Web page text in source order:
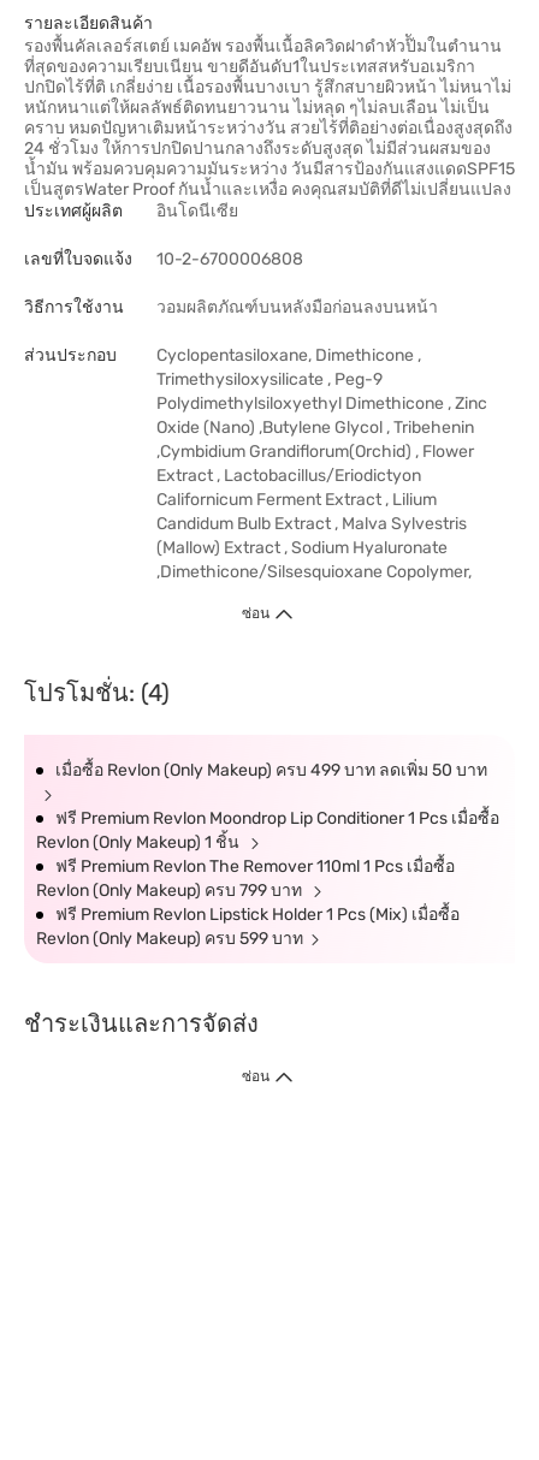
รายละเอียดสินค้า
รองพื้นคัลเลอร์สเตย์ เมคอัพ รองพื้นเนื้อลิควิดฝาดำหัวป๊ัมในตำนาน
ที่สุดของความเรียบเนียน ขายดีอันดับ1ในประเทสสหรับอเมริกา
ปกปิดไร้ที่ติ เกลี่ยง่าย เนื้อรองพื้นบางเบา รู้สึกสบายผิวหน้า ไม่หนาไม่
หนักหนาแต่ให้ผลลัพธ์ติดทนยาวนาน ไม่หลุด ๆไม่ลบเลือน ไม่เป็น
คราบ หมดปัญหาเติมหน้าระหว่างวัน สวยไร้ที่ติอย่างต่อเนื่องสูงสุดถึง
24 ชั่วโมง ให้การปกปิดปานกลางถึงระดับสูงสุด ไม่มีส่วนผสมของ
น้ำมัน พร้อมควบคุมความมันระหว่าง วันมีสารป้องกันแสงแดดSPF15
เป็นสูตรWater Proof กันน้ำและเหงื่อ คงคุณสมบัติที่ดีไม่เปลี่ยนแปลง
ประเทศผู้ผลิต
อินโดนีเซีย
เลขที่ใบจดแจ้ง 10-2-6700006808
วิธีการใช้งาน วอมผลิตภัณฑ์บนหลังมือก่อนลงบนหน้า
ส่วนประกอบ
Cyclopentasiloxane, Dimethicone ,
Trimethysiloxysilicate , Peg-9
Polydimethylsiloxyethyl Dimethicone , Zinc
Oxide (Nano) ,Butylene Glycol , Tribehenin
,Cymbidium Grandiflorum(Orchid) , Flower
Extract , Lactobacillus/Eriodictyon
Californicum Ferment Extract , Lilium
Candidum Bulb Extract , Malva Sylvestris
(Mallow) Extract , Sodium Hyaluronate
,Dimethicone/Silsesquioxane Copolymer,
ซ่อน
โปรโมชั่น: (4)
เมื่อซื้อ Revlon (Only Makeup) ครบ 499 บาท ลดเพิ่ม 50 บาท
ฟรี Premium Revlon Moondrop Lip Conditioner 1 Pcs เมื่อซื้อ
Revlon (Only Makeup) 1 ชิ้น
ฟรี Premium Revlon The Remover 110ml 1 Pcs เมื่อซื้อ
Revlon (Only Makeup) ครบ 799 บาท
ฟรี Premium Revlon Lipstick Holder 1 Pcs (Mix) เมื่อซื้อ
Revlon (Only Makeup) ครบ 599 บาท
ชำระเงินและการจัดส่ง
ซ่อน